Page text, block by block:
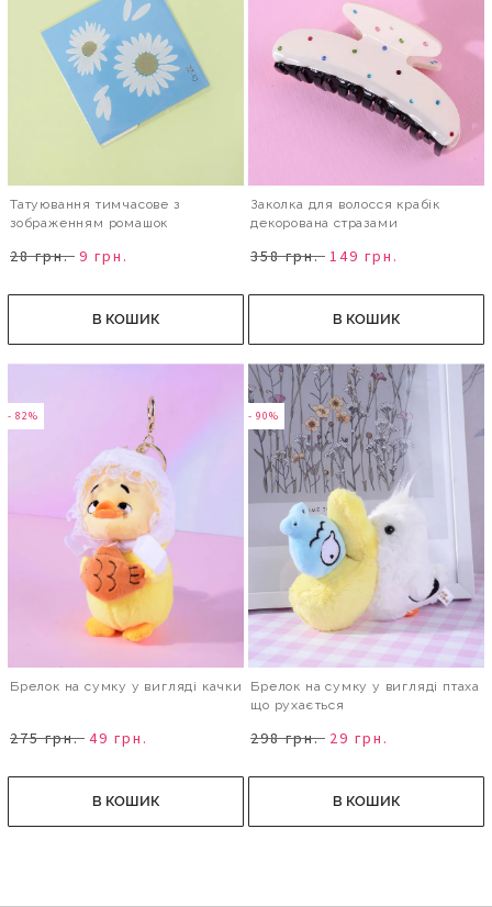
Татуювання тимчасове з
зображенням ромашок
28 грн. 9 грн.
В КОШИК
Заколка для волосся крабік
декорована стразами
358 грн. 149 грн.
В КОШИК
- 82%
Брелок на сумку у вигляді качки
275 грн. 49 грн.
В КОШИК
- 90%
Брелок на сумку у вигляді птаха
що рухається
298 грн. 29 грн.
В КОШИК